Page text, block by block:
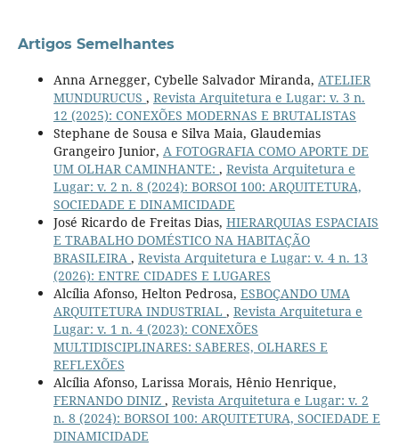
Artigos Semelhantes
Anna Arnegger, Cybelle Salvador Miranda, ATELIER
MUNDURUCUS , Revista Arquitetura e Lugar: v. 3 n.
12 (2025): CONEXÕES MODERNAS E BRUTALISTAS
Stephane de Sousa e Silva Maia, Glaudemias
Grangeiro Junior, A FOTOGRAFIA COMO APORTE DE
UM OLHAR CAMINHANTE: , Revista Arquitetura e
Lugar: v. 2 n. 8 (2024): BORSOI 100: ARQUITETURA,
SOCIEDADE E DINAMICIDADE
José Ricardo de Freitas Dias, HIERARQUIAS ESPACIAIS
E TRABALHO DOMÉSTICO NA HABITAÇÃO
BRASILEIRA , Revista Arquitetura e Lugar: v. 4 n. 13
(2026): ENTRE CIDADES E LUGARES
Alcília Afonso, Helton Pedrosa, ESBOÇANDO UMA
ARQUITETURA INDUSTRIAL , Revista Arquitetura e
Lugar: v. 1 n. 4 (2023): CONEXÕES
MULTIDISCIPLINARES: SABERES, OLHARES E
REFLEXÕES
Alcília Afonso, Larissa Morais, Hênio Henrique,
FERNANDO DINIZ , Revista Arquitetura e Lugar: v. 2
n. 8 (2024): BORSOI 100: ARQUITETURA, SOCIEDADE E
DINAMICIDADE